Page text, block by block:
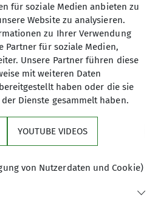
für soziale Medien anbieten zu
Website zu analysieren.
zu Ihrer Verwendung
Partner für soziale Medien,
Unsere Partner führen diese
mit weiteren Daten
haben oder die sie
Dienste gesammelt haben.
YOUTUBE VIDEOS
von Nutzerdaten und Cookie)